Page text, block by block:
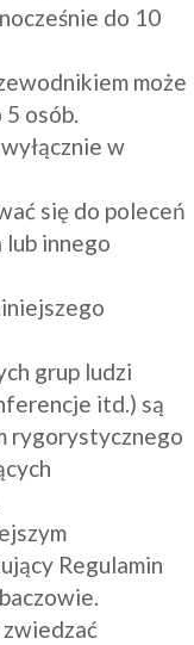
do 10
może
osób.
w
się do poleceń
innego
grup ludzi
itd.) są
rygorystycznego
Regulamin
zwiedzać